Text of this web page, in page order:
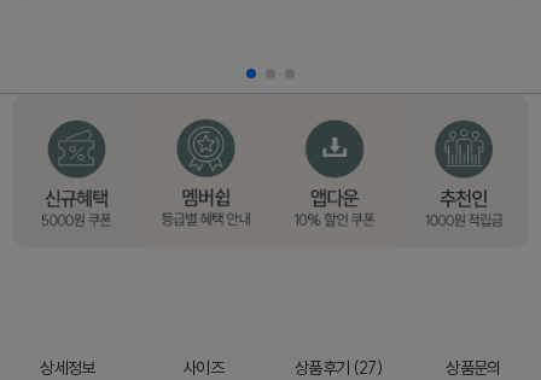
상세정보 사이즈 상품후기 (27) 상품문의